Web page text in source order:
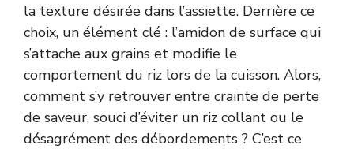
la texture désirée dans l’assiette. Derrière ce
choix, un élément clé : l’amidon de surface qui
s’attache aux grains et modifie le
comportement du riz lors de la cuisson. Alors,
comment s’y retrouver entre crainte de perte
de saveur, souci d’éviter un riz collant ou le
désagrément des débordements ? C’est ce